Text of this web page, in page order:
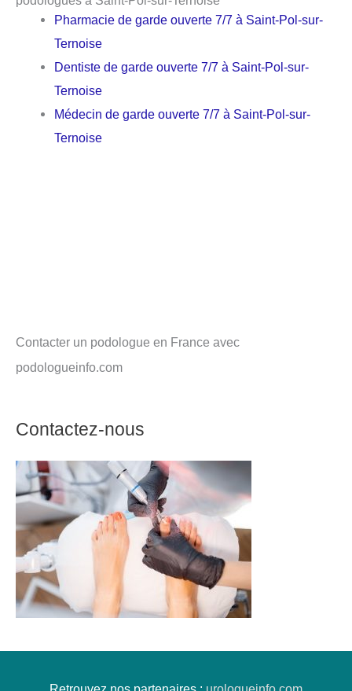
Pharmacie de garde ouverte 7/7 à Saint-Pol-sur-
Ternoise
Dentiste de garde ouverte 7/7 à Saint-Pol-sur-
Ternoise
Médecin de garde ouverte 7/7 à Saint-Pol-sur-
Ternoise
Contacter un podologue en France avec
podologueinfo.com
Contactez-nous